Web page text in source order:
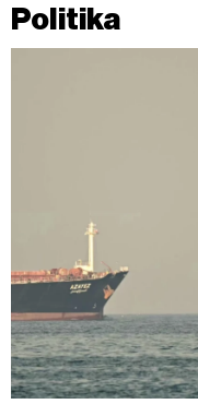
ažurirati klikom na
kojem trenutku
Politika